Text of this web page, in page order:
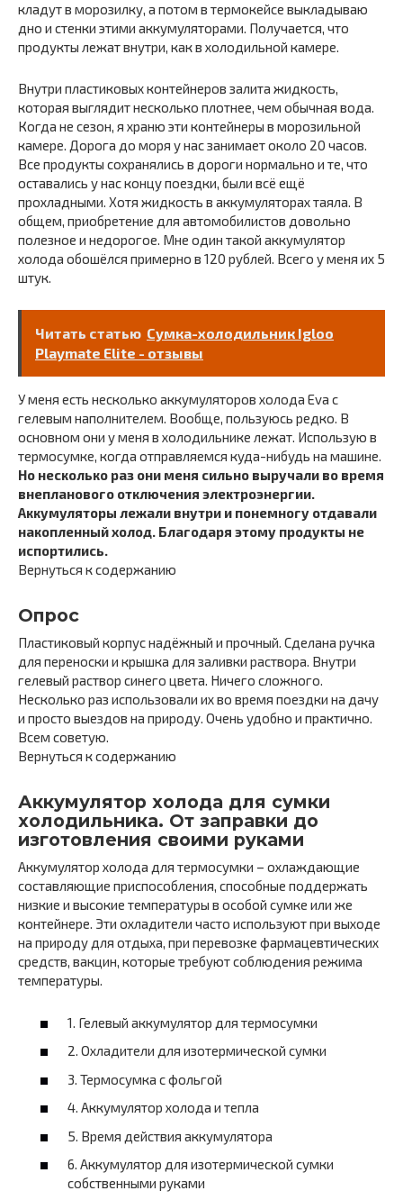
кладут в морозилку, а потом в термокейсе выкладываю
дно и стенки этими аккумуляторами. Получается, что
продукты лежат внутри, как в холодильной камере.
Внутри пластиковых контейнеров залита жидкость,
которая выглядит несколько плотнее, чем обычная вода.
Когда не сезон, я храню эти контейнеры в морозильной
камере. Дорога до моря у нас занимает около 20 часов.
Все продукты сохранялись в дороги нормально и те, что
оставались у нас концу поездки, были всё ещё
прохладными. Хотя жидкость в аккумуляторах таяла. В
общем, приобретение для автомобилистов довольно
полезное и недорогое. Мне один такой аккумулятор
холода обошёлся примерно в 120 рублей. Всего у меня их 5
штук.
Читать статью Сумка-холодильник Igloo
Playmate Elite - отзывы
У меня есть несколько аккумуляторов холода Eva с
гелевым наполнителем. Вообще, пользуюсь редко. В
основном они у меня в холодильнике лежат. Использую в
термосумке, когда отправляемся куда-нибудь на машине.
Но несколько раз они меня сильно выручали во время
внепланового отключения электроэнергии.
Аккумуляторы лежали внутри и понемногу отдавали
накопленный холод. Благодаря этому продукты не
испортились.
Вернуться к содержанию
Опрос
Пластиковый корпус надёжный и прочный. Сделана ручка
для переноски и крышка для заливки раствора. Внутри
гелевый раствор синего цвета. Ничего сложного.
Несколько раз использовали их во время поездки на дачу
и просто выездов на природу. Очень удобно и практично.
Всем советую.
Вернуться к содержанию
Аккумулятор холода для сумки
холодильника. От заправки до
изготовления своими руками
Аккумулятор холода для термосумки – охлаждающие
составляющие приспособления, способные поддержать
низкие и высокие температуры в особой сумке или же
контейнере. Эти охладители часто используют при выходе
на природу для отдыха, при перевозке фармацевтических
средств, вакцин, которые требуют соблюдения режима
температуры.
1. Гелевый аккумулятор для термосумки
2. Охладители для изотермической сумки
3. Термосумка с фольгой
4. Аккумулятор холода и тепла
5. Время действия аккумулятора
6. Аккумулятор для изотермической сумки
собственными руками